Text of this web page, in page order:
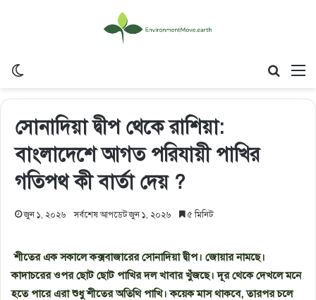
সোনাদিয়া দ্বীপ থেকে রাশিয়া:
বাংলাদেশে আগত পরিযায়ী পাখির
গতিপথ কী বার্তা দেয় ?
জুন ১, ২০২৬ সর্বশেষ আপডেট জুন ১, ২০২৬ ৫ মিনিট
শীতের এক সকালে কক্সবাজারের সোনাদিয়া দ্বীপ। জোয়ার নামছে।
কাদাচরের ওপর ছোট ছোট পাখির দল খাবার খুঁজছে। দূর থেকে দেখলে মনে
হতে পারে এরা শুধু শীতের অতিথি পাখি। কয়েক মাস থাকবে, তারপর চলে